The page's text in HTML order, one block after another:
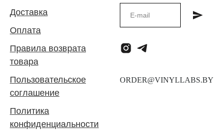
Доставка
Оплата
Правила возврата
товара
Пользовательское
соглашение
Политика
конфиденциальности